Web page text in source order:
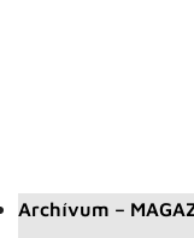
Archívum –